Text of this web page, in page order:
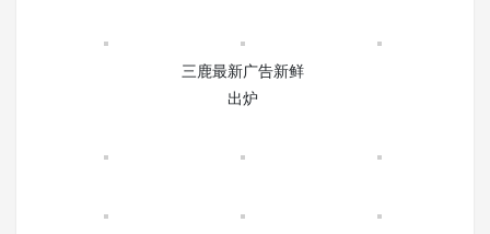
三鹿最新广告新鲜
出炉